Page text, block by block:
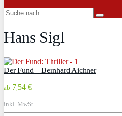
Hans Sigl
Der Fund – Bernhard Aichner
ab 7,54 €
inkl. MwSt.